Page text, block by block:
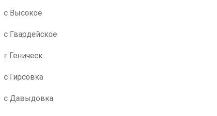
с Высокое
с Гвардейское
г Геническ
с Гирсовка
с Давыдовка